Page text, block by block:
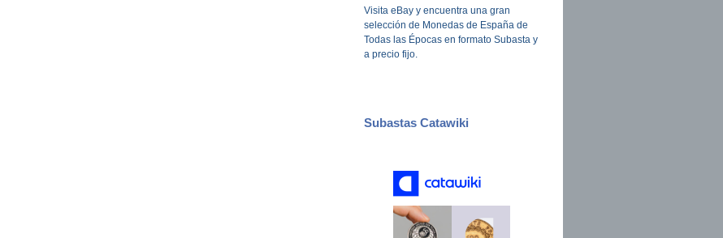
Visita eBay y encuentra una gran
selección de Monedas de España de
Todas las Épocas en formato Subasta y
a precio fijo.
Subastas Catawiki